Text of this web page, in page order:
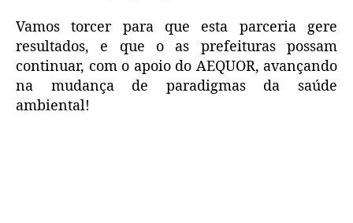
Vamos torcer para que esta parceria gere
resultados, e que o as prefeituras possam
continuar, com o apoio do AEQUOR, avançando
na mudança de paradigmas da saúde
ambiental!